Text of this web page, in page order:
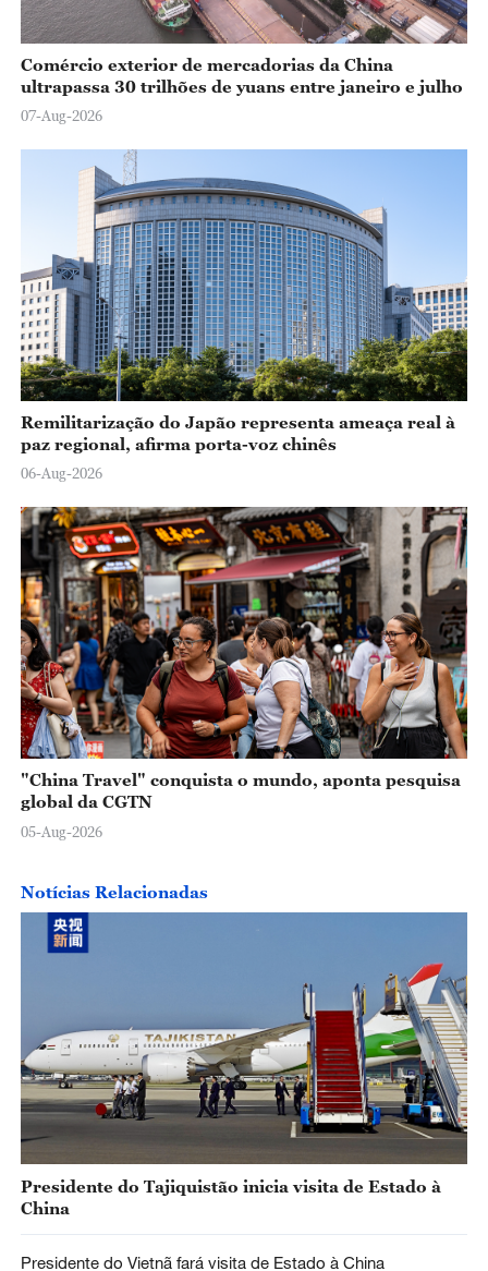
Comércio exterior de mercadorias da China
ultrapassa 30 trilhões de yuans entre janeiro e julho
07-Aug-2026
Remilitarização do Japão representa ameaça real à
paz regional, afirma porta-voz chinês
06-Aug-2026
"China Travel" conquista o mundo, aponta pesquisa
global da CGTN
05-Aug-2026
Notícias Relacionadas
Presidente do Tajiquistão inicia visita de Estado à
China
Presidente do Vietnã fará visita de Estado à China